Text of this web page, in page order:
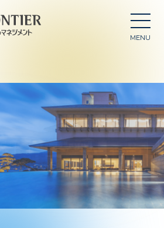
MENU